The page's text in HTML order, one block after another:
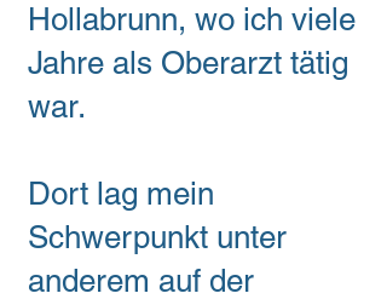
Hollabrunn, wo ich viele
Jahre als Oberarzt tätig
war.
Dort lag mein
Schwerpunkt unter
anderem auf der